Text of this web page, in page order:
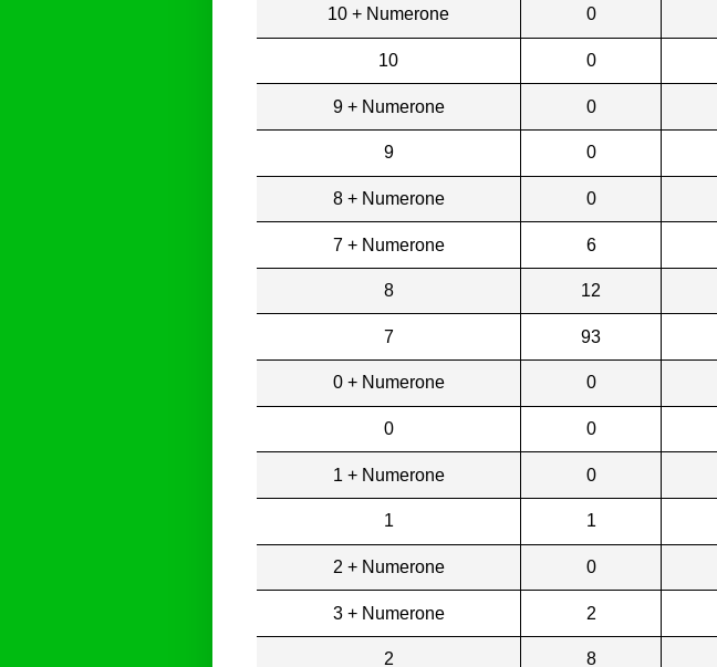
10 + Numerone 0
10 0
9 + Numerone 0
9 0
8 + Numerone 0
7 + Numerone 6
8 12
7 93
0 + Numerone 0
0 0
1 + Numerone 0
1 1
2 + Numerone 0
3 + Numerone 2
2 8